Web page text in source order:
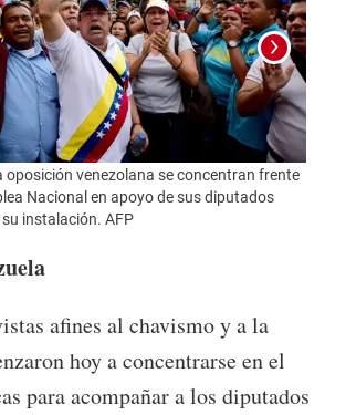
oposición venezolana se concentran frente
Nacional en apoyo de sus diputados
instalación. AFP
Foto:
afines al chavismo y a la
hoy a concentrarse en el
para acompañar a los diputados